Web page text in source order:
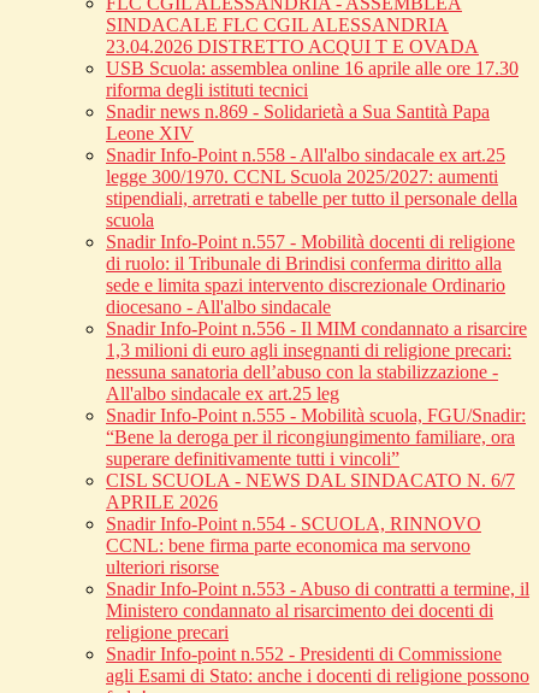
SINDACALE FLC CGIL ALESSANDRIA
23.04.2026 DISTRETTO ACQUI T E OVADA
USB Scuola: assemblea online 16 aprile alle ore 17.30
riforma degli istituti tecnici
Snadir news n.869 - Solidarietà a Sua Santità Papa
Leone XIV
Snadir Info-Point n.558 - All'albo sindacale ex art.25
legge 300/1970. CCNL Scuola 2025/2027: aumenti
stipendiali, arretrati e tabelle per tutto il personale della
scuola
Snadir Info-Point n.557 - Mobilità docenti di religione
di ruolo: il Tribunale di Brindisi conferma diritto alla
sede e limita spazi intervento discrezionale Ordinario
diocesano - All'albo sindacale
Snadir Info-Point n.556 - Il MIM condannato a risarcire
1,3 milioni di euro agli insegnanti di religione precari:
nessuna sanatoria dell’abuso con la stabilizzazione -
All'albo sindacale ex art.25 leg
Snadir Info-Point n.555 - Mobilità scuola, FGU/Snadir:
“Bene la deroga per il ricongiungimento familiare, ora
superare definitivamente tutti i vincoli”
CISL SCUOLA - NEWS DAL SINDACATO N. 6/7
APRILE 2026
Snadir Info-Point n.554 - SCUOLA, RINNOVO
CCNL: bene firma parte economica ma servono
ulteriori risorse
Snadir Info-Point n.553 - Abuso di contratti a termine, il
Ministero condannato al risarcimento dei docenti di
religione precari
Snadir Info-point n.552 - Presidenti di Commissione
agli Esami di Stato: anche i docenti di religione possono